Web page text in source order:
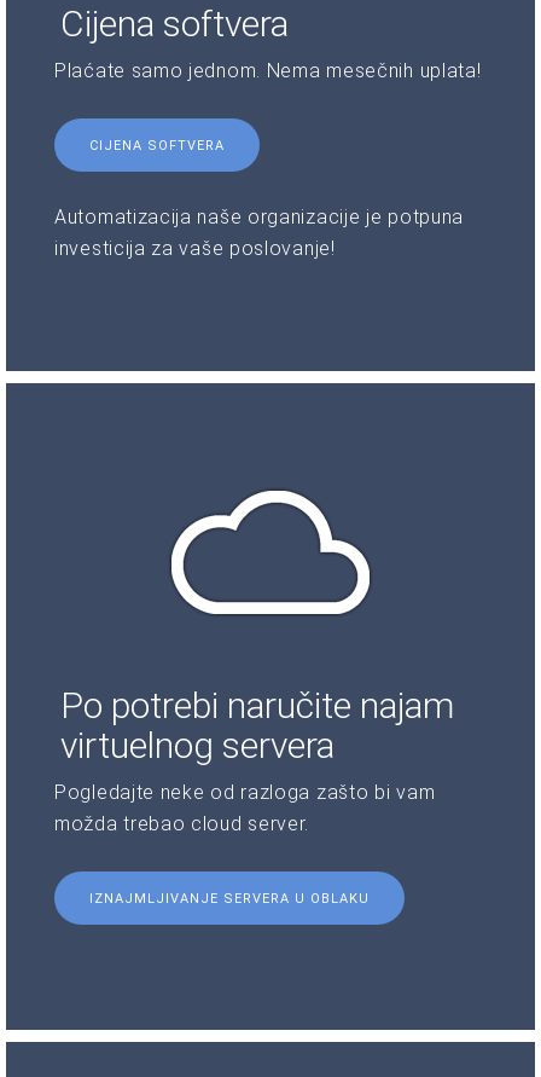
Cijena softvera
Plaćate samo jednom. Nema mesečnih uplata!
CIJENA SOFTVERA
Automatizacija naše organizacije je potpuna
investicija za vaše poslovanje!
Po potrebi naručite najam
virtuelnog servera
Pogledajte neke od razloga zašto bi vam
možda trebao cloud server.
IZNAJMLJIVANJE SERVERA U OBLAKU